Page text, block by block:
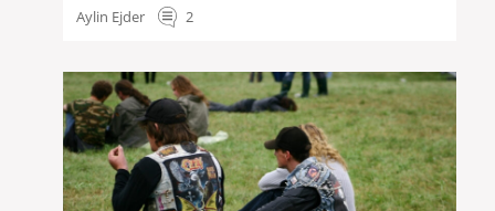
Aylin Ejder 2